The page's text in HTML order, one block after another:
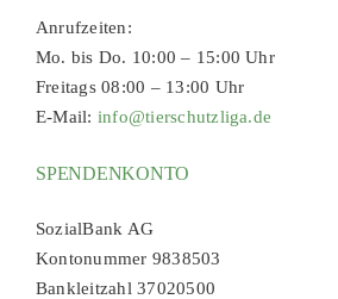
Anrufzeiten:
Mo. bis Do. 10:00 – 15:00 Uhr
Freitags 08:00 – 13:00 Uhr
E-Mail: info@tierschutzliga.de
SPENDENKONTO
SozialBank AG
Kontonummer 9838503
Bankleitzahl 37020500